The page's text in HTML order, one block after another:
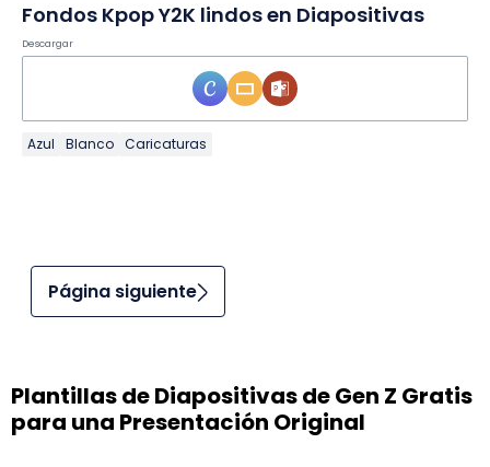
Fondos Kpop Y2K lindos en Diapositivas
Descargar
Azul Blanco Caricaturas
Página siguiente
Plantillas de Diapositivas de Gen Z Gratis
para una Presentación Original